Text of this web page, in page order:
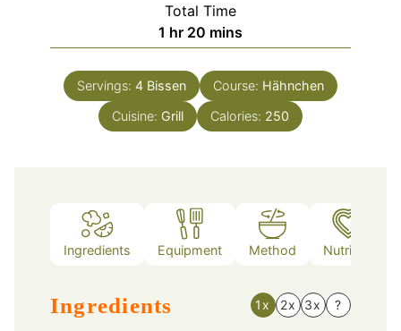
Total Time
1 hour
hr 20 minutes
mins
Servings: 4 Bissen Course: Hähnchen
Cuisine: Grill Calories: 250
Ingredients Equipment Method Nutrition
Ingredients 1x 2x 3x ?